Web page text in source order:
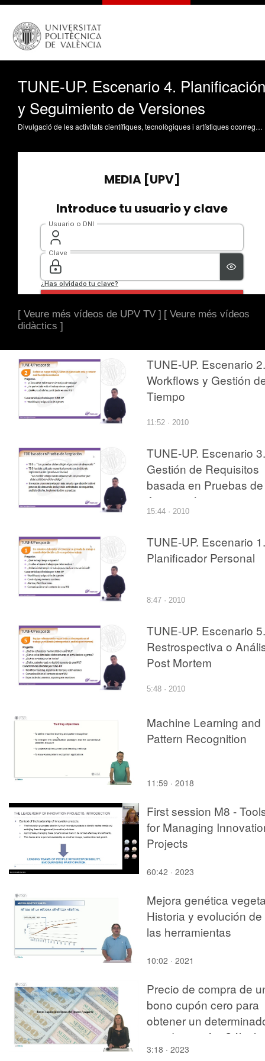
TUNE-UP. Escenario 4. Planificación
y Seguimiento de Versiones
Divulgació de les activitats científiques, tecnològiques i artístiques ocorregudes en els tres campus de la UPV
[ Veure més vídeos de UPV TV ] [ Veure més vídeos
didàctics ]
TUNE-UP. Escenario 2.
Workflows y Gestión
Tiempo
11:52 · 2010
TUNE-UP. Escenario 3.
Gestión de Requisitos
basada en Pruebas de
Aceptación
15:44 · 2010
TUNE-UP. Escenario 1.
Planificador Personal
8:47 · 2010
TUNE-UP. Escenario 5.
Restrospectiva o
Post Mortem
5:48 · 2010
Machine Learning and
Pattern Recognition
11:59 · 2018
First session M8 -
for Managing
Projects
60:42 · 2023
Mejora genética
Historia y evolución de
las herramientas
10:02 · 2021
Precio de compra de
bono cupón cero para
obtener un
tipo de interés. Cálculo.
3:18 · 2023